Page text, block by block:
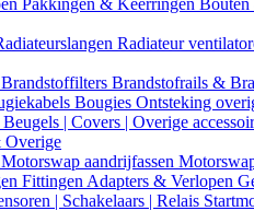
Pakkingen & Keerringen Bouten
Radiateur
Brandstoffilters Brandstofrails &
Bougies Ontsteking
Beugels | Covers | Overige
Overige
Motorswap aandrijfassen
Fittingen Adapters & Verlopen
| Schakelaars | Relais